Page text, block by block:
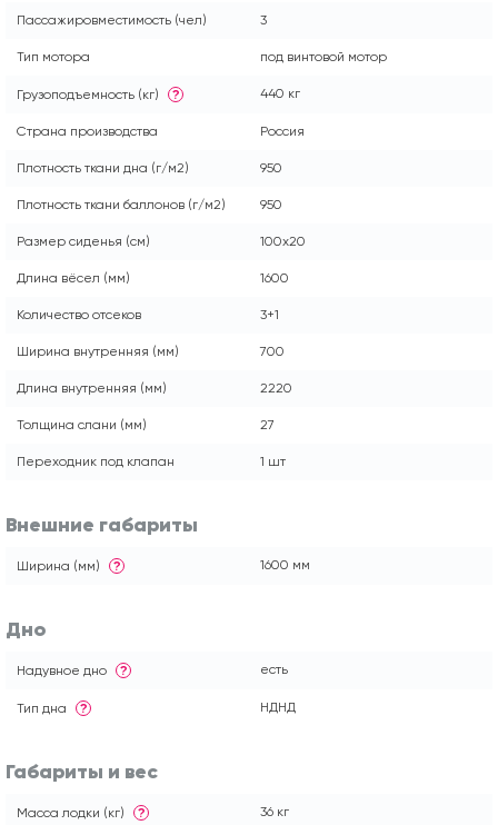
Пассажировместимость (чел) 3
Тип мотора под винтовой мотор
Грузоподъемность (кг) ? 440 кг
Страна производства Россия
Плотность ткани дна (г/м2) 950
Плотность ткани баллонов (г/м2) 950
Размер сиденья (см) 100x20
Длина вёсел (мм) 1600
Количество отсеков 3+1
Ширина внутренняя (мм) 700
Длина внутренняя (мм) 2220
Толщина слани (мм) 27
Переходник под клапан 1 шт
Внешние габариты
Ширина (мм) ? 1600 мм
Дно
Надувное дно ? есть
Тип дна ? НДНД
Габариты и вес
Масса лодки (кг) ? 36 кг